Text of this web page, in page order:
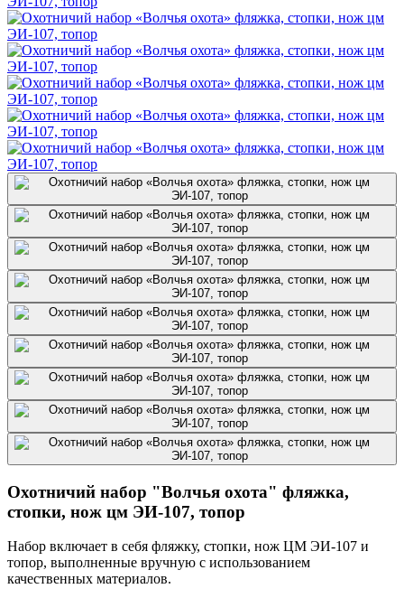
Охотничий набор "Волчья охота" фляжка,
стопки, нож цм ЭИ-107, топор
Набор включает в себя фляжку, стопки, нож ЦМ ЭИ-107 и
топор, выполненные вручную с использованием
качественных материалов.